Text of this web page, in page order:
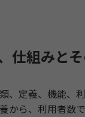
仕組みと
定義、機能、
から、利用者数